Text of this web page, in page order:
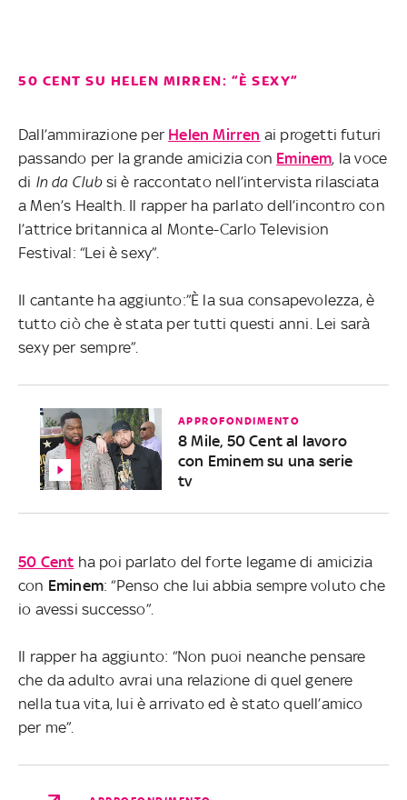
50 CENT SU HELEN MIRREN: “È SEXY”
Dall’ammirazione per Helen Mirren ai progetti futuri
passando per la grande amicizia con Eminem, la voce
di In da Clubsi è raccontato nell’intervista rilasciata
a Men’s Health. Il rapper ha parlato dell’incontro con
l’attrice britannica al Monte-Carlo Television
Festival: “Lei è sexy”.
Il cantante ha aggiunto:”È la sua consapevolezza, è
tutto ciò che è stata per tutti questi anni. Lei sarà
sexy per sempre”.
APPROFONDIMENTO
8 Mile, 50 Cent al lavoro
con Eminem su una serie
tv
50 Cent ha poi parlato del forte legame di amicizia
con Eminem: “Penso che lui abbia sempre voluto che
io avessi successo”.
Il rapper ha aggiunto: “Non puoi neanche pensare
che da adulto avrai una relazione di quel genere
nella tua vita, lui è arrivato ed è stato quell’amico
per me”.